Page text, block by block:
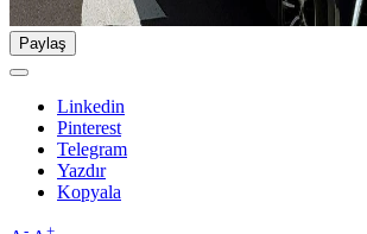
Paylaş
Linkedin
Pinterest
Telegram
Yazdır
Kopyala